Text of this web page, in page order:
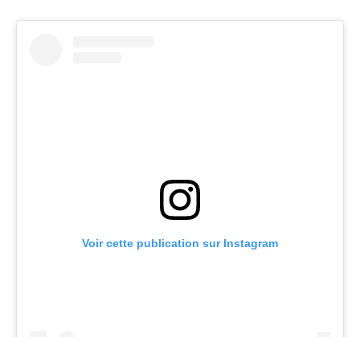
Voir cette publication sur Instagram